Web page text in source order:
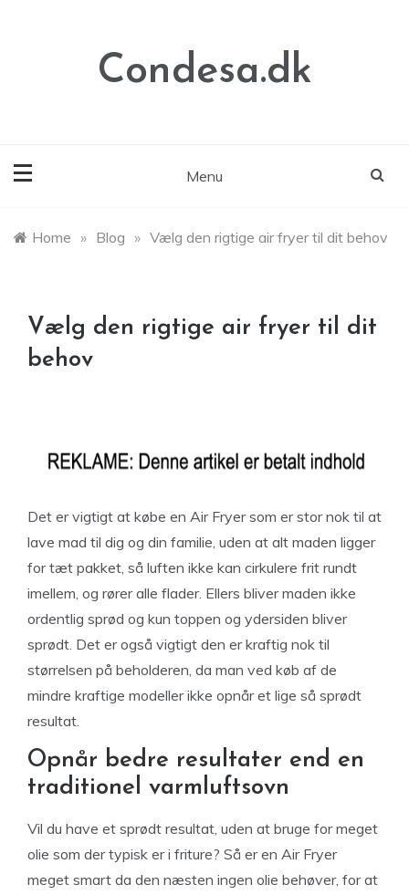
Condesa.dk
Menu
Home » Blog » Vælg den rigtige air fryer til dit behov
Vælg den rigtige air fryer til dit
behov
Det er vigtigt at købe en Air Fryer som er stor nok til at
lave mad til dig og din familie, uden at alt maden ligger
for tæt pakket, så luften ikke kan cirkulere frit rundt
imellem, og rører alle flader. Ellers bliver maden ikke
ordentlig sprød og kun toppen og ydersiden bliver
sprødt. Det er også vigtigt den er kraftig nok til
størrelsen på beholderen, da man ved køb af de
mindre kraftige modeller ikke opnår et lige så sprødt
resultat.
Opnår bedre resultater end en
traditionel varmluftsovn
Vil du have et sprødt resultat, uden at bruge for meget
olie som der typisk er i friture? Så er en Air Fryer
meget smart da den næsten ingen olie behøver, for at